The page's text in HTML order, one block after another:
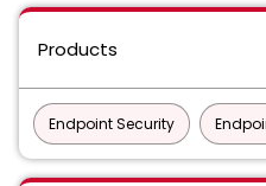
Products
Endpoint Security